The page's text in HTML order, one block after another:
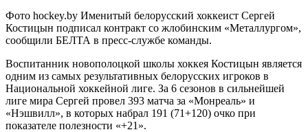
Фото hockey.by Именитый белорусский хоккеист Сергей
Костицын подписал контракт со жлобинским «Металлургом»,
сообщили БЕЛТА в пресс-службе команды.
Воспитанник новополоцкой школы хоккея Костицын является
одним из самых результативных белорусских игроков в
Национальной хоккейной лиге. За 6 сезонов в сильнейшей
лиге мира Сергей провел 393 матча за «Монреаль» и
«Нэшвилл», в которых набрал 191 (71+120) очко при
показателе полезности «+21».